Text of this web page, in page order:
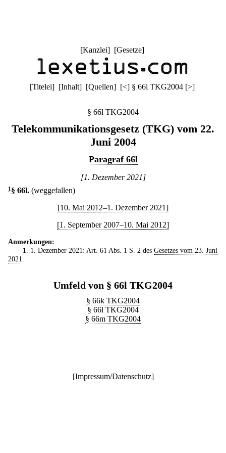
[Kanzlei] [Gesetze]
[Titelei] [Inhalt] [Quellen] [<] § 66l TKG2004 [>]
§ 66l TKG2004
Telekommunikationsgesetz (TKG) vom 22.
Juni 2004
Paragraf 66l
[1. Dezember 2021]
1 § 66l. (weggefallen)
[10. Mai 2012–1. Dezember 2021]
[1. September 2007–10. Mai 2012]
Anmerkungen:
1
. 1. Dezember 2021: Art. 61 Abs. 1 S. 2 des Gesetzes vom 23. Juni
2021
Umfeld von § 66l TKG2004
§ 66k TKG2004
§ 66l TKG2004
§ 66m TKG2004
[Impressum/Datenschutz]